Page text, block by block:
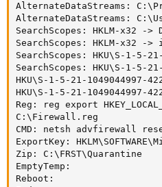
AlternateDataStreams:
AlternateDataStreams:
SearchScopes: HKLM-x32
SearchScopes: HKLM-x32 ->
SearchScopes: HKU\S-1-5-21-
SearchScopes: HKU\S-1-5-21-
HKU\S-1-5-21-
HKU\S-1-5-21-1049044997-
Reg: reg export
C:\Firewall.reg
CMD: netsh advfirewall
ExportKey:
Zip: C:\FRST\Quarantine
EmptyTemp:
Reboot: